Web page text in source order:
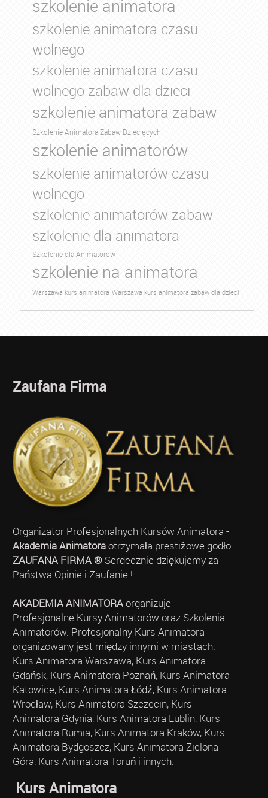
szkolenie animatora
szkolenie animatora czasu
wolnego
szkolenie animatora czasu
wolnego zabaw dla dzieci
szkolenie animatora zabaw
Szkolenie Animatora Zabaw Dziecięcych
szkolenie animatorów
szkolenie animatorów czasu
wolnego
szkolenie animatorów zabaw
szkolenie dla animatora
Szkolenie dla Animatorów
szkolenie na animatora
Warszawa kurs animatora Warszawa kurs animatora zabaw dla dzieci
Zaufana Firma
Organizator Profesjonalnych Kursów Animatora -
Akademia Animatoraotrzymała prestiżowe godło
ZAUFANA FIRMA ®Serdecznie dziękujemy za
Państwa Opinie i Zaufanie !
AKADEMIA ANIMATORAorganizuje
Profesjonalne Kursy Animatorów oraz Szkolenia
Animatorów. Profesjonalny Kurs Animatora
organizowany jest między innymi w miastach:
Kurs Animatora Warszawa, Kurs Animatora
Gdańsk, Kurs Animatora Poznań, Kurs Animatora
Katowice, Kurs Animatora Łódź, Kurs Animatora
Wrocław, Kurs Animatora Szczecin, Kurs
Animatora Gdynia, Kurs Animatora Lublin, Kurs
Animatora Rumia, Kurs Animatora Kraków, Kurs
Animatora Bydgoszcz, Kurs Animatora Zielona
Góra, Kurs Animatora Toruń i innych.
Kurs Animatora